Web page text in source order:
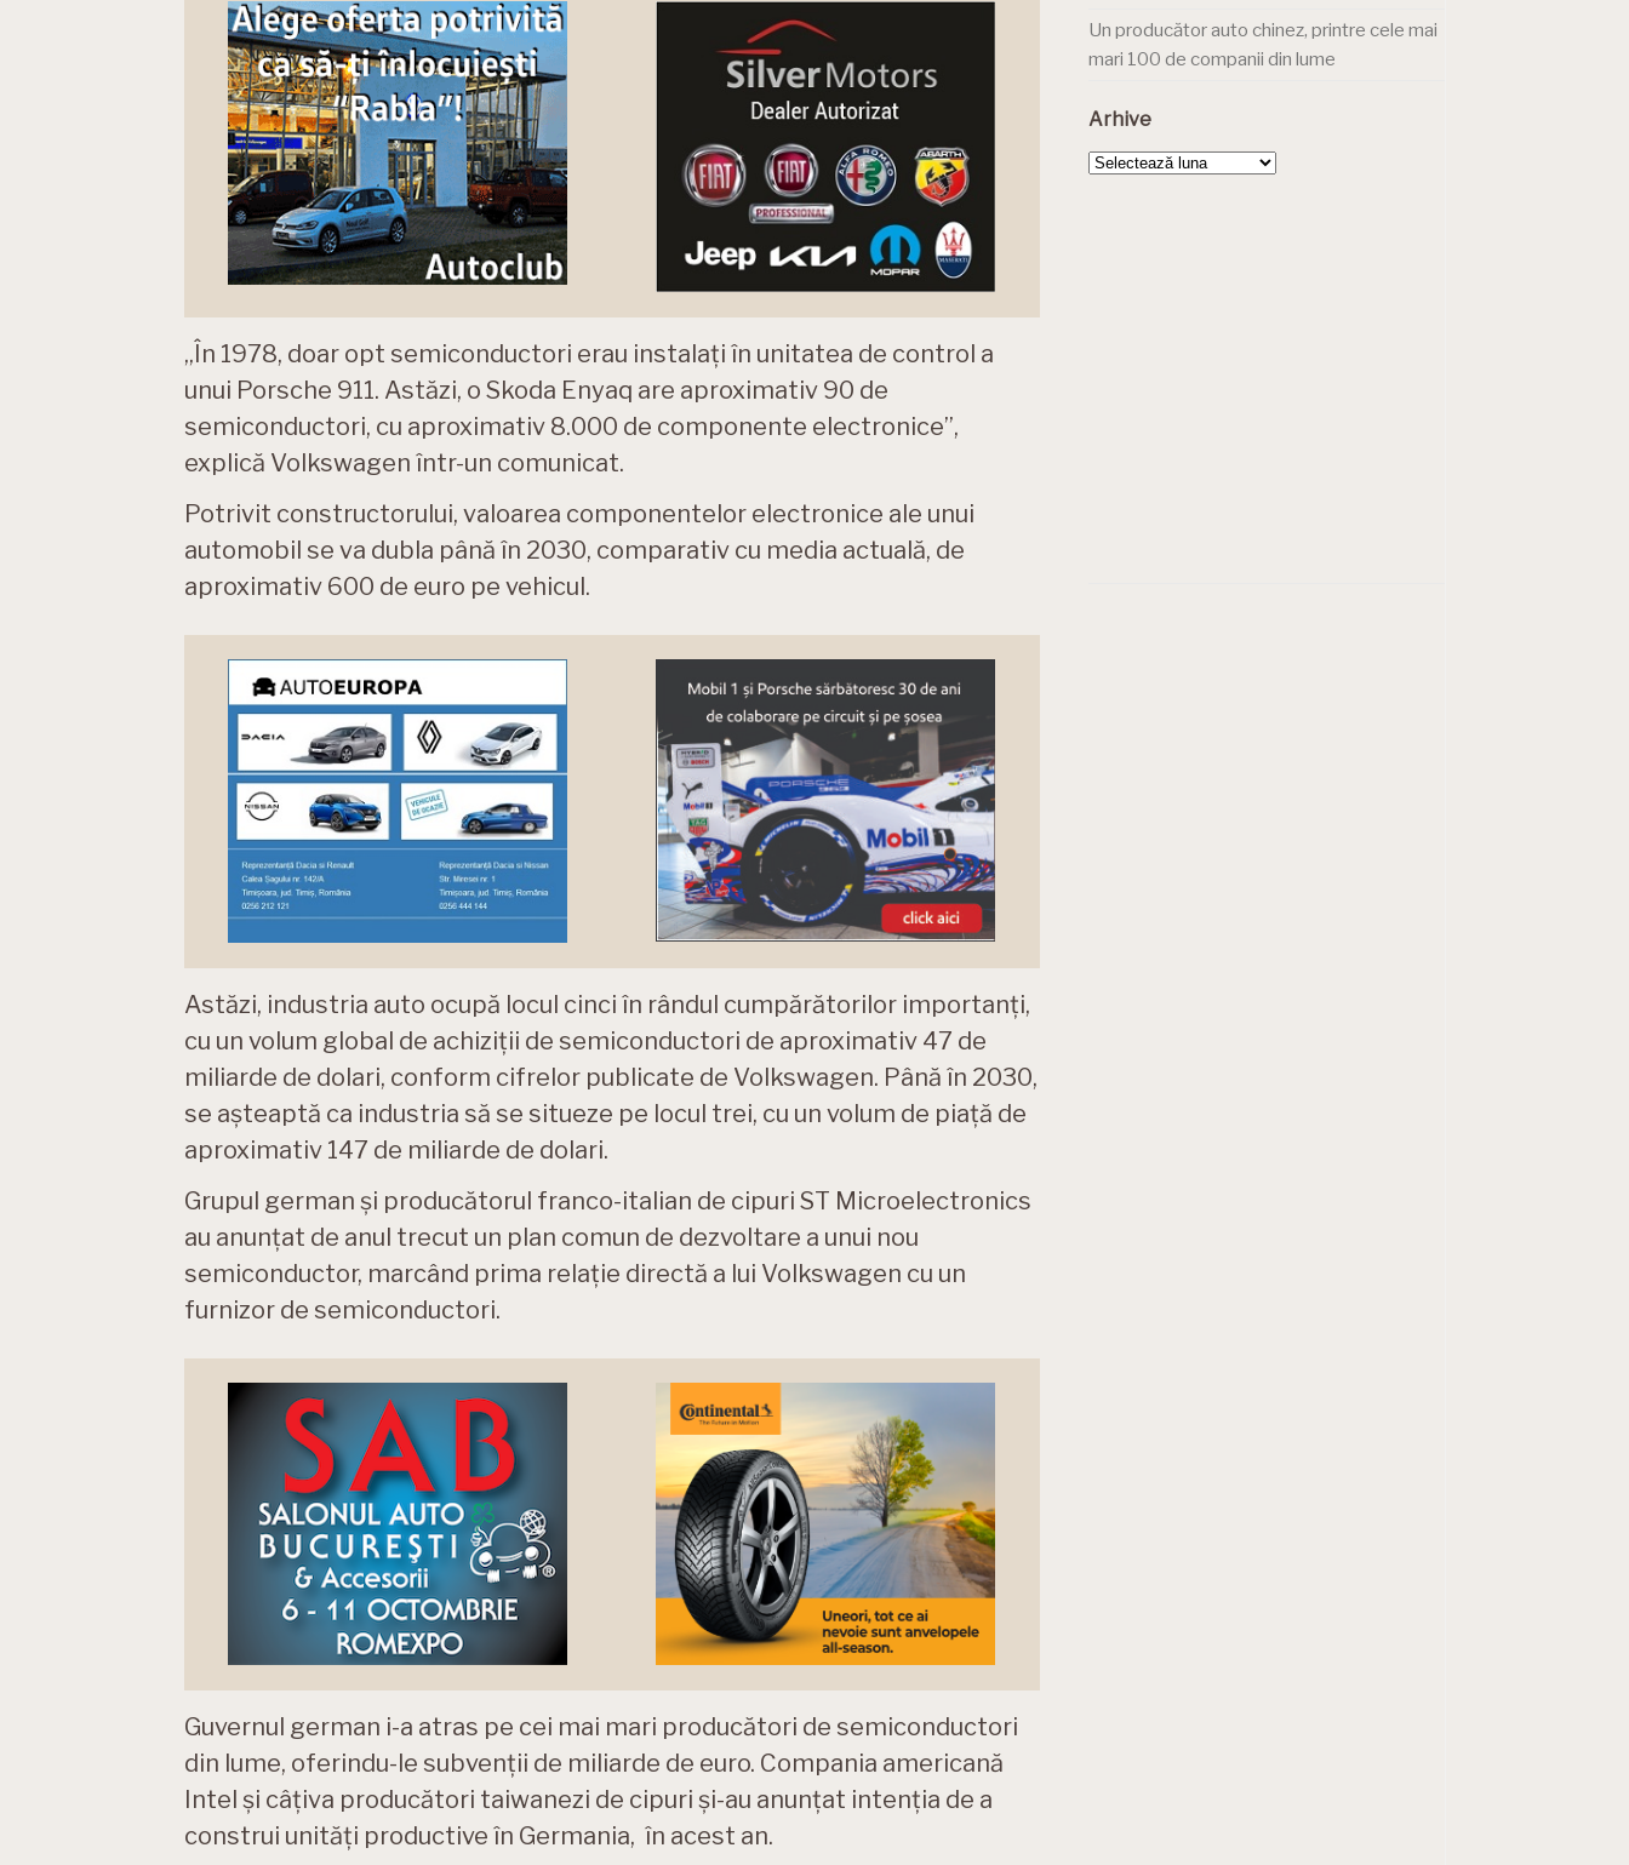
„În 1978, doar opt semiconductori erau instalați în unitatea de control a
unui Porsche 911. Astăzi, o Skoda Enyaq are aproximativ 90 de
semiconductori, cu aproximativ 8.000 de componente electronice”,
explică Volkswagen într-un comunicat.
Potrivit constructorului, valoarea componentelor electronice ale unui
automobil se va dubla până în 2030, comparativ cu media actuală, de
aproximativ 600 de euro pe vehicul.
Astăzi, industria auto ocupă locul cinci în rândul cumpărătorilor importanți,
cu un volum global de achiziții de semiconductori de aproximativ 47 de
miliarde de dolari, conform cifrelor publicate de Volkswagen. Până în 2030,
se așteaptă ca industria să se situeze pe locul trei, cu un volum de piață de
aproximativ 147 de miliarde de dolari.
Grupul german și producătorul franco-italian de cipuri ST Microelectronics
au anunțat de anul trecut un plan comun de dezvoltare a unui nou
semiconductor, marcând prima relație directă a lui Volkswagen cu un
furnizor de semiconductori.
Guvernul german i-a atras pe cei mai mari producători de semiconductori
din lume, oferindu-le subvenții de miliarde de euro. Compania americană
Intel și câțiva producători taiwanezi de cipuri și-au anunțat intenția de a
construi unități productive în Germania, în acest an.
Un producător auto chinez, printre cele mai
mari 100 de companii din lume
Arhive
Arhive